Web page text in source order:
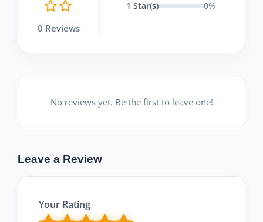
0 Reviews
1 Star(s)
0%
No reviews yet. Be the first to leave one!
Leave a Review
Your Rating